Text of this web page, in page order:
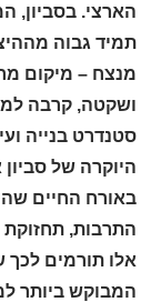
הארצי. בסביון,
תמיד גבוה
מנצח – מיקום
ושקטה, קרבה
סטנדרט בנייה
היוקרה של
באורח החיים
התרבות, תחזוקת
אלו תורמים
המבוקש ביותר